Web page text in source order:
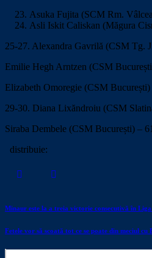
Asuka Fujita (SCM Rm.
Asli Iskit Caliskan (Măgura
25-27. Alexandra Gavrilă (CSM Tg.
Emilie Hegh Arntzen (CSM
Elizabeth Omoregie (CSM București)
29-30. Diana Lixăndroiu (CSM
Siraba Dembele (CSM București) –
distribuie:
Minaur este la a treia victorie consecutivă în
Fetele vor să scoată tot ce se poate din meciul cu